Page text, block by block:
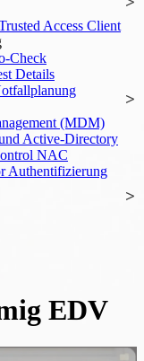
Access Client
Check
Details
(MDM)
Active-Directory
NAC
Authentifizierung
EDV